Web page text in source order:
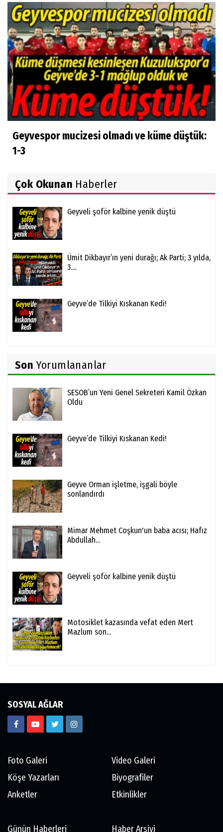
Geyvespor mucizesi olmadı ve küme düştük:
1-3
Çok Okunan Haberler
Geyveli şoför kalbine yenik düştü
Ümit Dikbayır’ın yeni durağı; Ak Parti; 3 yılda,
3....
Geyve’de Tilkiyi Kıskanan Kedi!
Son Yorumlananlar
SESOB’un Yeni Genel Sekreteri Kamil Özkan
Oldu
Geyve’de Tilkiyi Kıskanan Kedi!
Geyve Orman işletme, işgali böyle
sonlandırdı
Mimar Mehmet Coşkun'un baba acısı; Hafız
Abdullah...
Geyveli şoför kalbine yenik düştü
Motosiklet kazasında vefat eden Mert
Mazlum son...
SOSYAL AĞLAR
Foto Galeri
Video Galeri
Köşe Yazarları
Biyografiler
Anketler
Etkinlikler
Günün Haberleri Haber Arşivi